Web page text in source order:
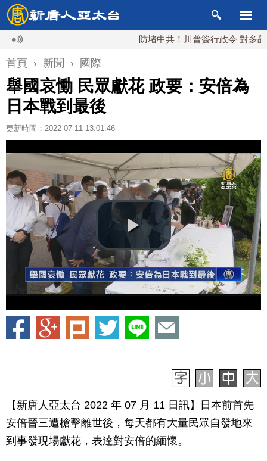
防堵中共！川普簽行政令 對多晶矽課
首頁 › 新聞 › 國際
舉國哀慟 民眾獻花 政要：安倍為
日本戰到最後
更新時間：2022-07-11 13:01:46
【新唐人亞太台 2022 年 07 月 11 日訊】日本前首先
安倍晉三遭槍擊離世後，每天都有大量民眾自發地來
到事發現場獻花，表達對安倍的緬懷。